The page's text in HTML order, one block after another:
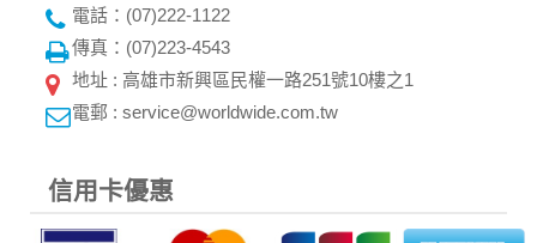
電話：(07)222-1122
傳真：(07)223-4543
地址 : 高雄市新興區民權一路251號10樓之1
電郵 : service@worldwide.com.tw
信用卡優惠